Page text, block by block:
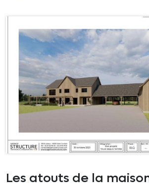
Les atouts de la